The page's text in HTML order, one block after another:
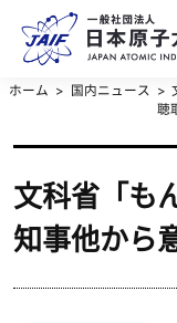
ホーム 国内ニュース
聴
文科省「も
知事他から